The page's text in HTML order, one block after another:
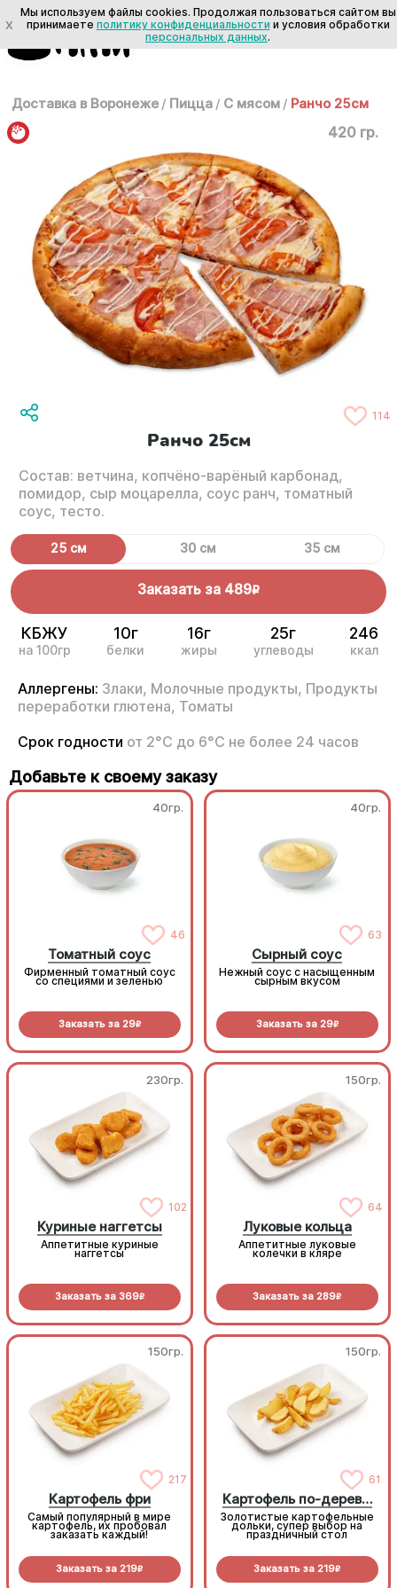
Доставка в Воронеже / Пицца / С мясом / Ранчо 25см
420 гр.
114
Ранчо 25см
Состав: ветчина, копчёно-варёный карбонад,
помидор, сыр моцарелла, соус ранч, томатный
соус, тесто.
25 см 30 см 35 см
Заказать за 489R
КБЖУ
на 100гр
10г
белки
16г
жиры
25г
углеводы
246
ккал
Аллергены: Злаки, Молочные продукты, Продукты
переработки глютена, Томаты
Срок годности от 2°С до 6°С не более 24 часов
Добавьте к своему заказу
40гр.
46
Томатный соус
Фирменный томатный соус
со специями и зеленью
Заказать за 29R
40гр.
63
Сырный соус
Нежный соус с насыщенным
сырным вкусом
Заказать за 29R
230гр.
102
Куриные наггетсы
Аппетитные куриные
наггетсы
Заказать за 369R
150гр.
64
Луковые кольца
Аппетитные луковые
колечки в кляре
Заказать за 289R
150гр.
217
Картофель фри
Самый популярный в мире
картофель, их пробовал
заказать каждый!
Заказать за 219R
150гр.
61
Картофель по-деревенски
Золотистые картофельные
дольки, супер выбор на
праздничный стол
Заказать за 219R
X
Мы используем файлы cookies. Продолжая пользоваться сайтом вы
принимаете политику конфиденциальности и условия обработки
персональных данных.